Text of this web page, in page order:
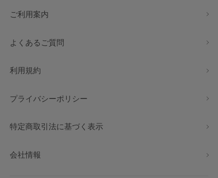
ご利用案内
よくあるご質問
利用規約
プライバシーポリシー
特定商取引法に基づく表示
会社情報